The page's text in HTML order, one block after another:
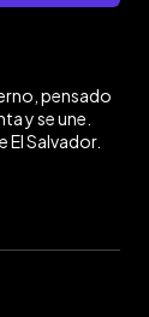
pensado
y se une.
Salvador.